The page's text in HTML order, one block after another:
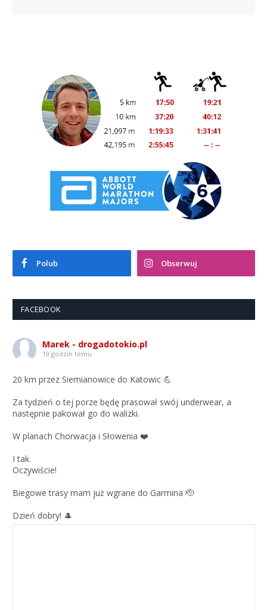
Polub Obserwuj
FACEBOOK
Marek - drogadotokio.pl
19 godzin temu
20 km przez Siemianowice do Katowic 💪
Za tydzień o tej porze będę prasował swój underwear, a
następnie pakował go do walizki.
W planach Chorwacja i Słowenia ❤️
I tak.
Oczywiście!
Biegowe trasy mam już wgrane do Garmina 🫡
Dzień dobry! 🎩